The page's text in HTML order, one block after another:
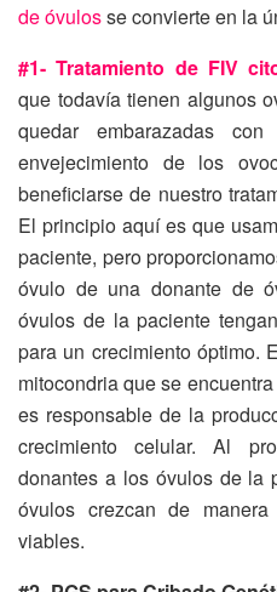
de óvulosse convierte en la
#1- Tratamiento de FIV
que todavía tienen algunos
quedar embarazadas
envejecimiento de los
beneficiarse de nuestro
El principio aquí es que
paciente, pero
óvulo de una donante de
óvulos de la paciente
para un crecimiento óptimo.
mitocondria que se
es responsable de la
crecimiento celular. Al
donantes a los óvulos de la
óvulos crezcan de
viables.